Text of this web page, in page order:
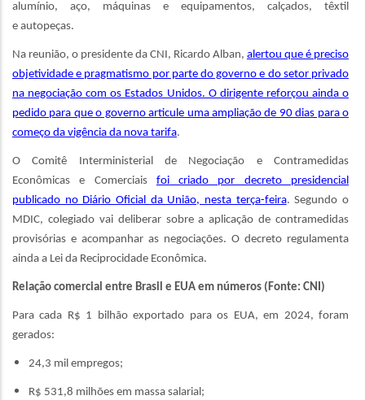
alumínio, aço, máquinas e equipamentos, calçados, têxtil
e autopeças.
Na reunião, o presidente da CNI, Ricardo Alban, alertou que é preciso
objetividade e pragmatismo por parte do governo e do setor privado
na negociação com os Estados Unidos. O dirigente reforçou ainda o
pedido para que o governo articule uma ampliação de 90 dias para o
começo da vigência da nova tarifa.
O Comitê Interministerial de Negociação e Contramedidas
Econômicas e Comerciais foi criado por decreto presidencial
publicado no Diário Oficial da União, nesta terça-feira. Segundo o
MDIC, colegiado vai deliberar sobre a aplicação de contramedidas
provisórias e acompanhar as negociações. O decreto regulamenta
ainda a Lei da Reciprocidade Econômica.
Relação comercial entre Brasil e EUA em números (Fonte: CNI)
Para cada R$ 1 bilhão exportado para os EUA, em 2024, foram
gerados:
24,3 mil empregos;
R$ 531,8 milhões em massa salarial;